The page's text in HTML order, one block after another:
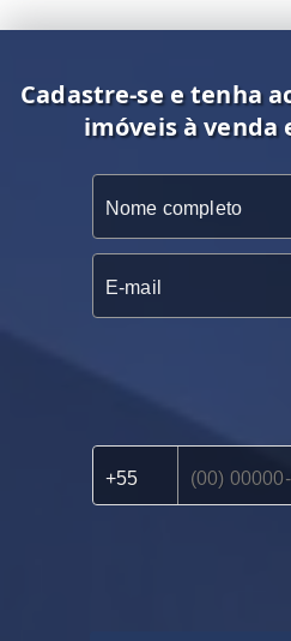
Cadastre-se e tenha
imóveis à venda